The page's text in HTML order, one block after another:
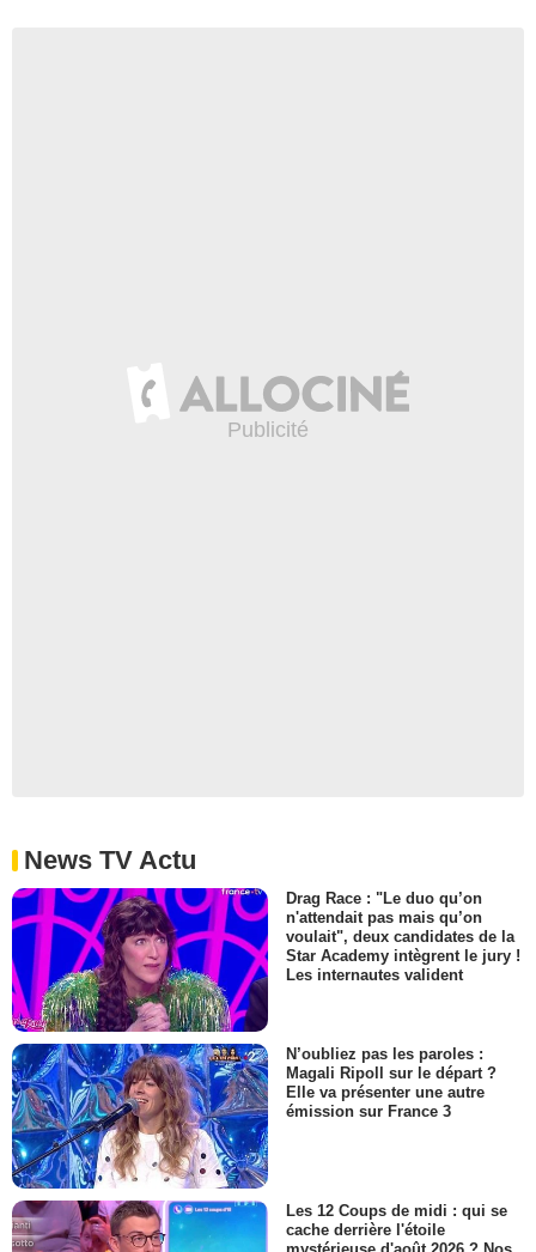
News TV Actu
Drag Race : "Le duo qu’on
n'attendait pas mais qu’on
voulait", deux candidates de la
Star Academy intègrent le jury !
Les internautes valident
N’oubliez pas les paroles :
Magali Ripoll sur le départ ?
Elle va présenter une autre
émission sur France 3
Les 12 Coups de midi : qui se
cache derrière l'étoile